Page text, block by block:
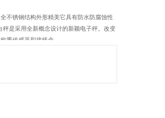
不锈钢结构外形精美它具有防水防腐蚀性
秤是采用全新概念设计的新颖电子秤。改变
重传感器和接线盒。